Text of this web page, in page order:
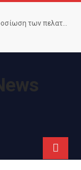
Μεγιστοποιήστε την ικανοποίηση και αφοσίωση των πελατών με προηγμένο Wi-Fi δίκτυο